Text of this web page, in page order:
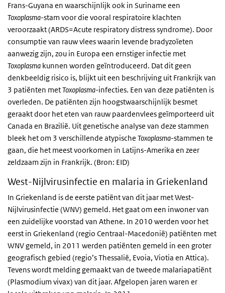
Frans-Guyana en waarschijnlijk ook in Suriname een
Toxoplasma-stam voor die vooral respiratoire klachten
veroorzaakt (ARDS=Acute respiratory distress syndrome). Door
consumptie van rauw vlees waarin levende bradyzoïeten
aanwezig zijn, zou in Europa een ernstiger infectie met
Toxoplasma kunnen worden geïntroduceerd. Dat dit geen
denkbeeldig risico is, blijkt uit een beschrijving uit Frankrijk van
3 patiënten metToxoplasma-infecties. Een van deze patiënten is
overleden. De patiënten zijn hoogstwaarschijnlijk besmet
geraakt door het eten van rauw paardenvlees geïmporteerd uit
Canada en Brazilië. Uit genetische analyse van deze stammen
bleek het om 3 verschillende atypische Toxoplasma-stammen te
gaan, die het meest voorkomen in Latijns-Amerika en zeer
zeldzaam zijn in Frankrijk. (Bron: EID)
West-Nijlvirusinfectie en malaria in Griekenland
In Griekenland is de eerste patiënt van dit jaar met West-
Nijlvirusinfectie (WNV) gemeld. Het gaat om een inwoner van
een zuidelijke voorstad van Athene. In 2010 werden voor het
eerst in Griekenland (regio Centraal-Macedonië) patiënten met
WNV gemeld, in 2011 werden patiënten gemeld in een groter
geografisch gebied (regio’s Thessalië, Evoia, Viotia en Attica).
Tevens wordt melding gemaakt van de tweede malariapatiënt
(Plasmodium vivax) van dit jaar. Afgelopen jaren waren er